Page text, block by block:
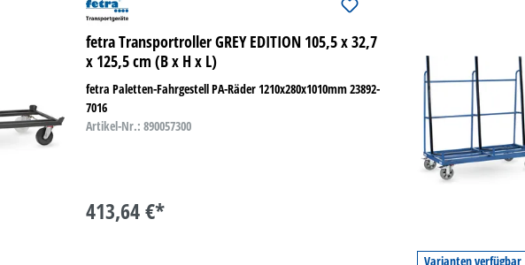
fetra Transportroller GREY EDITION 105,5 x 32,7
x 125,5 cm (B x H x L)
fetra Paletten-Fahrgestell PA-Räder 1210x280x1010mm 23892-
7016
Artikel-Nr.: 890057300
413,64 €*
Varianten verfügbar